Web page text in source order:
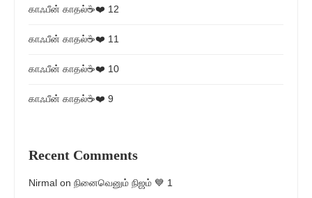
காஃபீன் காதல்☕❤️ 12
காஃபீன் காதல்☕❤️ 11
காஃபீன் காதல்☕❤️ 10
காஃபீன் காதல்☕❤️ 9
Recent Comments
Nirmal on நினைவெனும் நிஜம் 💙 1